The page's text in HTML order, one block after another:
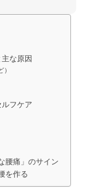
な原因
フケア
腰痛」のサイン
を作る